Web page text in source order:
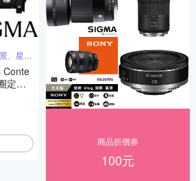
、星空
Conte
定焦
無反
商品折價券
100元